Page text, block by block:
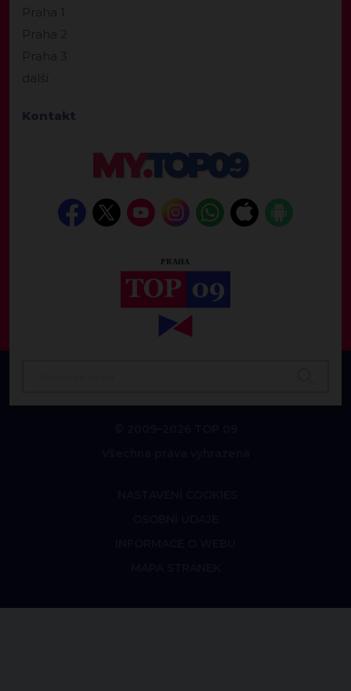
Praha 1
Praha 2
Praha 3
další
Kontakt